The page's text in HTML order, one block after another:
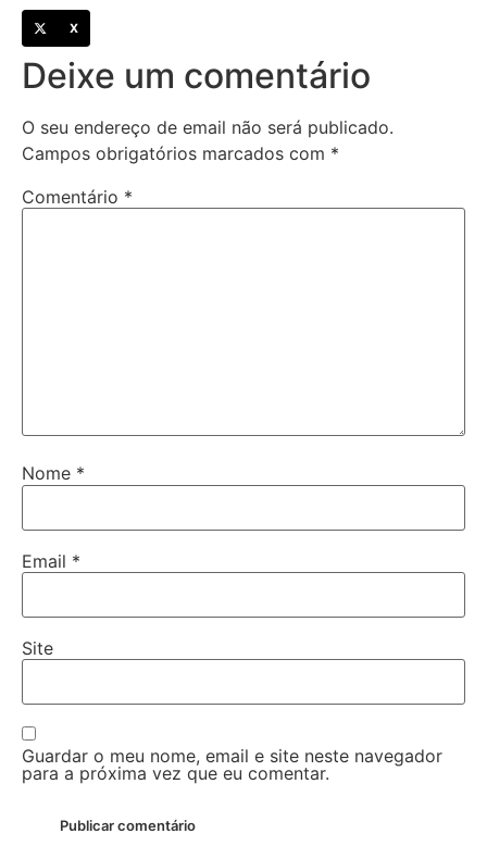
X
Deixe um comentário
O seu endereço de email não será publicado.
Campos obrigatórios marcados com *
Comentário *
Nome *
Email *
Site
Guardar o meu nome, email e site neste navegador
para a próxima vez que eu comentar.